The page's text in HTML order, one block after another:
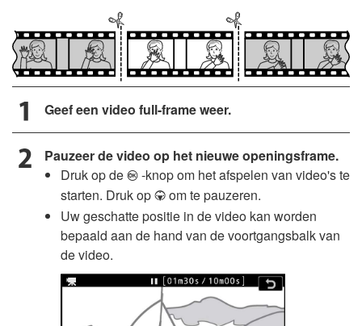
Geef een video full-frame weer.
Pauzeer de video op het nieuwe openingsframe.
Druk op de J -knop om het afspelen van video's te
starten. Druk op 3 om te pauzeren.
Uw geschatte positie in de video kan worden
bepaald aan de hand van de voortgangsbalk van
de video.